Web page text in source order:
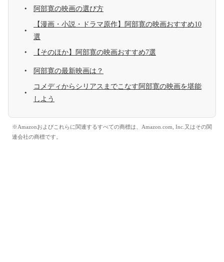
阿部寛の映画の選び方
【漫画・小説・ドラマ原作】阿部寛の映画おすすめ10
選
【そのほか】阿部寛の映画おすすめ7選
阿部寛の最新映画は？
コメディからシリアスまでこなす阿部寛の映画を堪能
しよう
※Amazonおよびこれらに関連するすべての商標は、Amazon.com, Inc.又はその関
連会社の商標です。